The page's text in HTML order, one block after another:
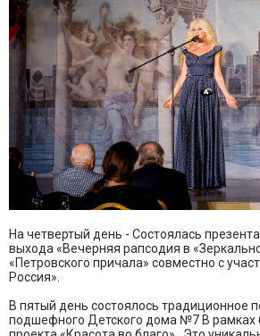
На четвертый день - Состоялась
выхода «Вечерняя рапсодия в
«Петровского причала» совместно с
Россия».
В пятый день состоялось традиционное
подшефного Детского дома №7 В рамках